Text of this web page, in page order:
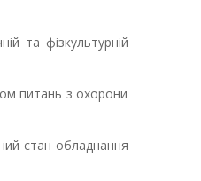
та фізкультурній
питань з охорони
стан обладнання